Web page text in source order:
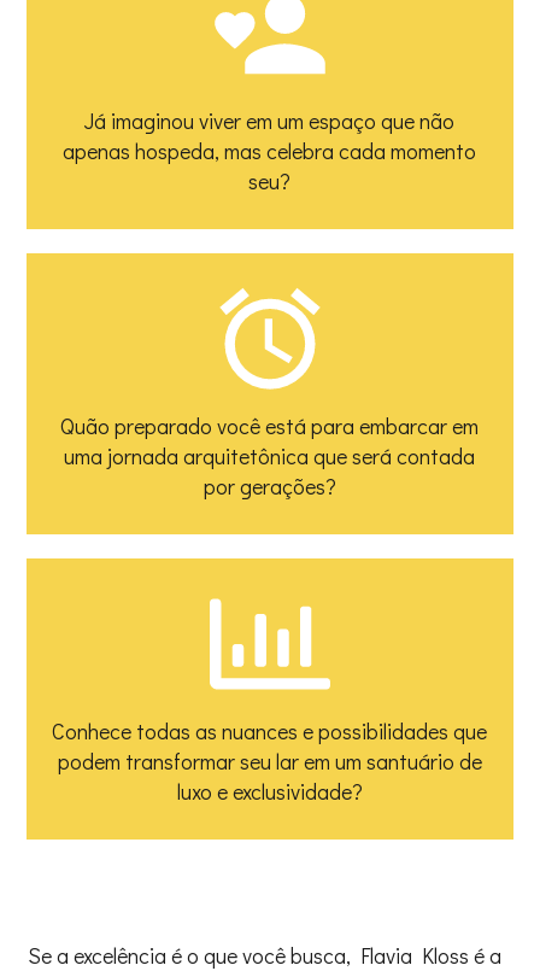
Já imaginou viver em um espaço que não
apenas hospeda, mas celebra cada momento
seu?
Quão preparado você está para embarcar em
uma jornada arquitetônica que será contada
por gerações?
Conhece todas as nuances e possibilidades que
podem transformar seu lar em um santuário de
luxo e exclusividade?
Se a excelência é o que você busca, Flavia Kloss é a